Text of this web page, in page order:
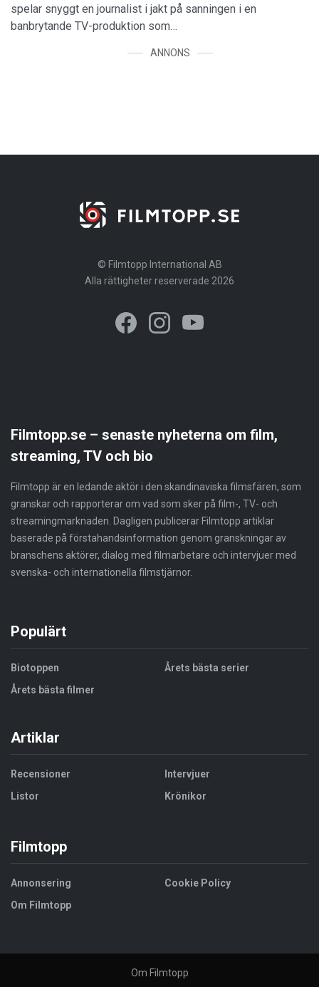
spelar snyggt en journalist i jakt på sanningen i en
banbrytande TV-produktion som…
ANNONS
© Filmtopp International AB
Alla rättigheter reserverade 2026
Filmtopp.se – senaste nyheterna om film,
streaming, TV och bio
Filmtopp är en ledande aktör i den skandinaviska filmsfären, som
granskar och rapporterar om vad som sker på film-, TV- och
streamingmarknaden. Dagligen publicerar Filmtopp artiklar
baserade på förstahandsinformation genom granskningar av
branschens aktörer, dialog med filmarbetare och intervjuer med
svenska- och internationella filmstjärnor.
Populärt
Biotoppen
Årets bästa filmer
Årets bästa serier
Artiklar
Recensioner
Listor
Intervjuer
Krönikor
Filmtopp
Annonsering
Om Filmtopp
Cookie Policy
Om Filmtopp